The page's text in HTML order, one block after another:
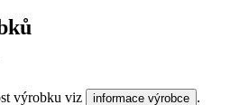
výrobku viz informace výrobce .